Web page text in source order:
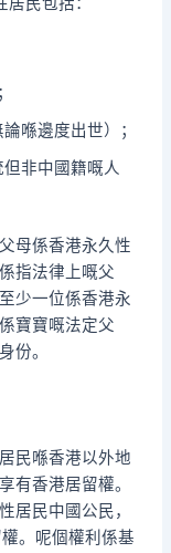
喺邊度出世）；
非中國籍嘅人
母係香港永久性
指法律上嘅父
少一位係香港永
寶寶嘅法定父
份。
民喺香港以外地
有香港居留權。
居民中國公民，
。呢個權利係基